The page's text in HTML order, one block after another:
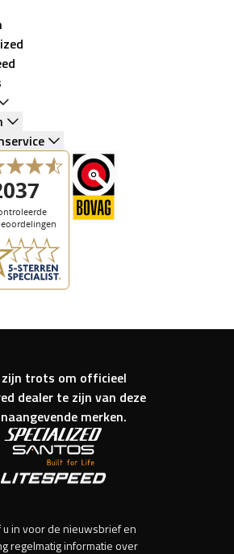
trots om officieel
dealer te zijn van deze
merken.
u in voor de nieuwsbrief en
regelmatig informatie over